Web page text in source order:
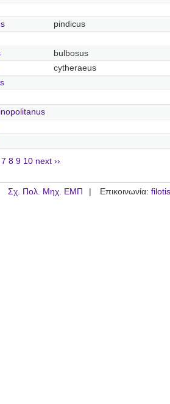
pindicus
bulbosus
cytheraeus
7 8 9 10 next ››
Σχ. Πολ. Μηχ. ΕΜΠ Επικοινωνία: